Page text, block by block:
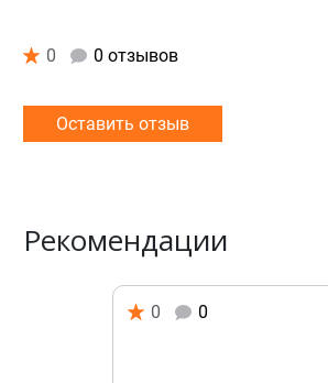
0 0 отзывов
Оставить отзыв
Рекомендации
0 0